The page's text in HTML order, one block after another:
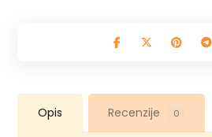
Opis Recenzije 0